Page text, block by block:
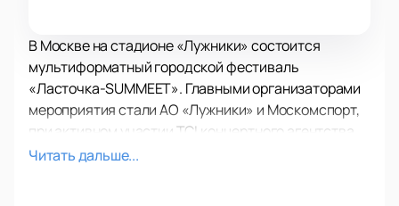
В Москве на стадионе «Лужники» состоится
мультиформатный городской фестиваль
«Ласточка-SUMMEET». Главными организаторами
мероприятия стали АО «Лужники» и Москомспорт,
при активном участии TCI концертного агентства,
группы компаний «Русский Шоу-Центр» и SAV
Читать дальше...